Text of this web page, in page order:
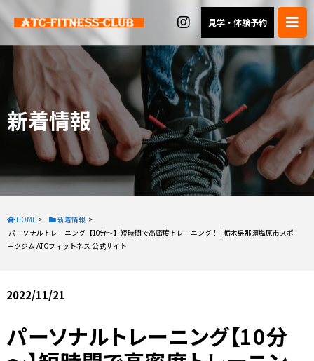
見学・体験予約
新着情報
HOME > 新着情報 >
パーソナルトレーニング【10分～】短時間で高密度トレーニング！ | 栃木県那須塩原市スポ
ーツジム ATCフィットネス 公式サイト
2022/11/21
パーソナルトレーニング【10分